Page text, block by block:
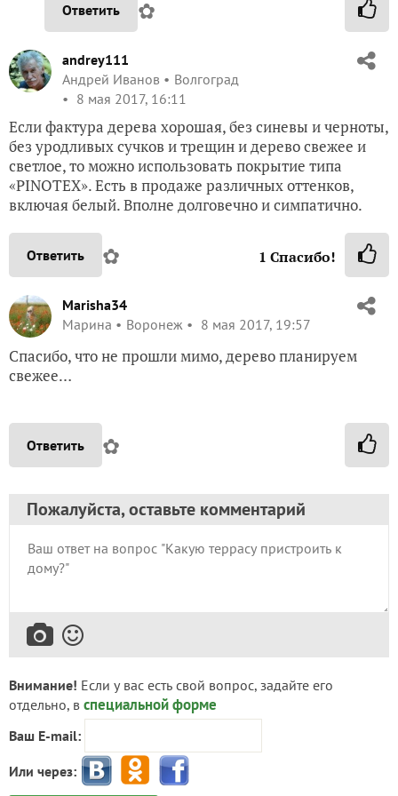
Ответить ✿
andrey111
Андрей Иванов
Волгоград
8 мая 2017, 16:11
Если фактура дерева хорошая, без синевы и черноты,
без уродливых сучков и трещин и дерево свежее и
светлое, то можно использовать покрытие типа
«PINOTEX». Есть в продаже различных оттенков,
включая белый. Вполне долговечно и симпатично.
Ответить ✿ 1 Спасибо!
Marisha34
Марина
Воронеж 8 мая 2017, 19:57
Спасибо, что не прошли мимо, дерево планируем
свежее…
Ответить ✿
Пожалуйста, оставьте комментарий
Внимание! Если у вас есть свой вопрос, задайте его
отдельно, в специальной форме
Ваш E-mail:
Или через: